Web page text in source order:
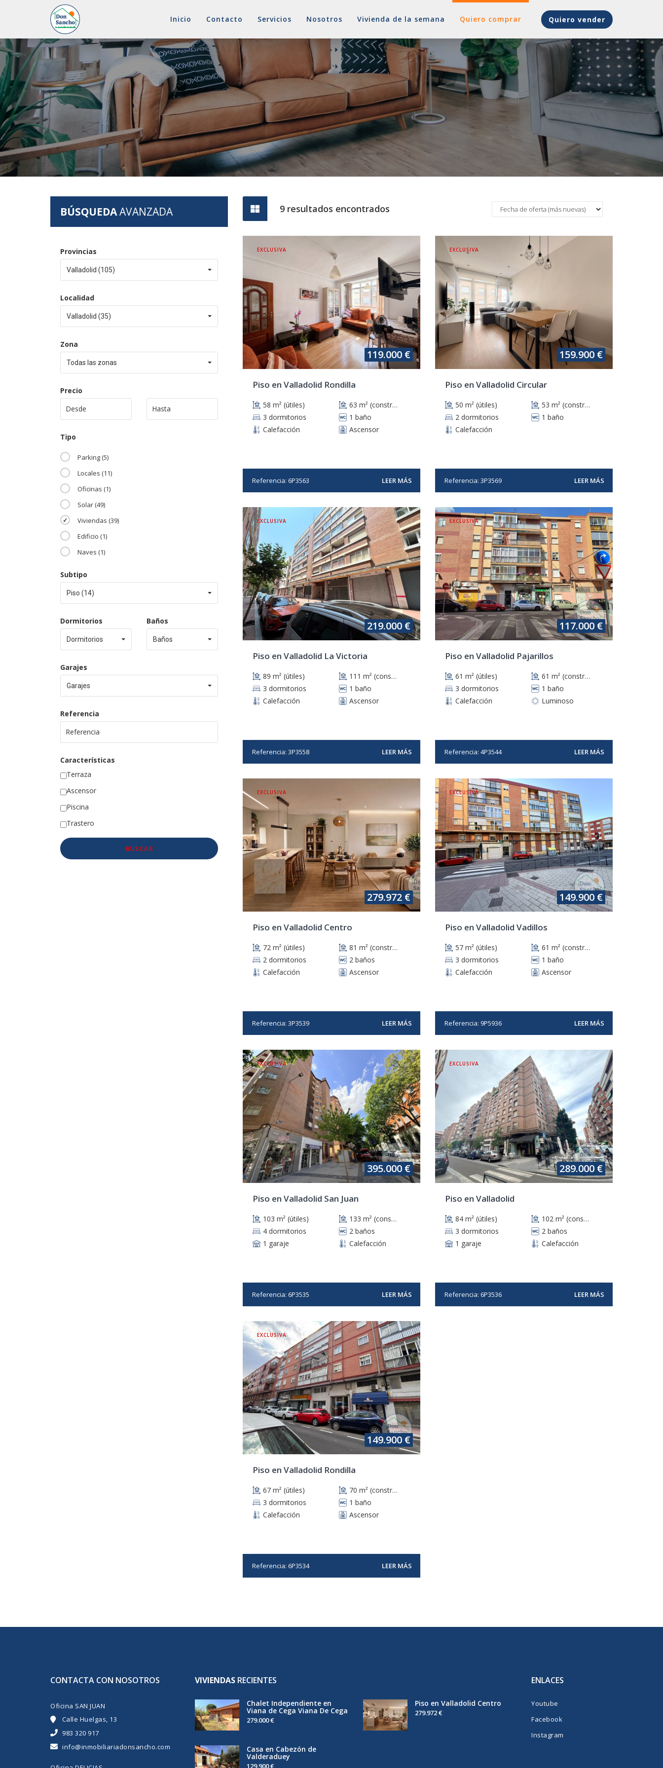
Inicio Contacto Servicios Nosotros Vivienda de la semana Quiero comprar Quiero vender
9 Venta en Valladolid Valladolid · Viviendas Piso
9 resultados encontrados
EXCLUSIVA
119.000 €
Piso en Valladolid Rondilla
58 m² (útiles)
63 m² (construidos)
3 dormitorios
1 baño
Calefacción
Ascensor
Referencia: 6P3563 LEER MÁS
EXCLUSIVA
159.900 €
Piso en Valladolid Circular
50 m² (útiles)
53 m² (construidos)
2 dormitorios
1 baño
Calefacción
Referencia: 3P3569 LEER MÁS
EXCLUSIVA
219.000 €
Piso en Valladolid La Victoria
89 m² (útiles)
111 m² (construidos)
3 dormitorios
1 baño
Calefacción
Ascensor
Referencia: 3P3558 LEER MÁS
EXCLUSIVA
117.000 €
Piso en Valladolid Pajarillos
61 m² (útiles)
61 m² (construidos)
3 dormitorios
1 baño
Calefacción
Luminoso
Referencia: 4P3544 LEER MÁS
EXCLUSIVA
279.972 €
Piso en Valladolid Centro
72 m² (útiles)
81 m² (construidos)
2 dormitorios
2 baños
Calefacción
Ascensor
Referencia: 3P3539 LEER MÁS
EXCLUSIVA
149.900 €
Piso en Valladolid Vadillos
57 m² (útiles)
61 m² (construidos)
3 dormitorios
1 baño
Calefacción
Ascensor
Referencia: 9P5936 LEER MÁS
EXCLUSIVA
395.000 €
Piso en Valladolid San Juan
103 m² (útiles)
133 m² (construidos)
4 dormitorios
2 baños
1 garaje
Calefacción
Referencia: 6P3535 LEER MÁS
EXCLUSIVA
289.000 €
Piso en Valladolid
84 m² (útiles)
102 m² (construidos)
3 dormitorios
2 baños
1 garaje
Calefacción
Referencia: 6P3536 LEER MÁS
EXCLUSIVA
149.900 €
Piso en Valladolid Rondilla
67 m² (útiles)
70 m² (construidos)
3 dormitorios
1 baño
Calefacción
Ascensor
Referencia: 6P3534 LEER MÁS
BÚSQUEDAAVANZADA
Provincias
Valladolid (105)
Localidad
Valladolid (35)
Zona
Todas las zonas
Precio
Tipo
Parking (5)
Locales (11)
Oficinas (1)
Solar (49)
Viviendas (39)
Edificio (1)
Naves (1)
Subtipo
Piso (14)
Dormitorios
Dormitorios
Baños
Baños
Garajes
Garajes
Referencia
Características
Terraza
Ascensor
Piscina
Trastero
BUSCAR
CONTACTA CON NOSOTROS
Oficina SAN JUAN
Calle Huelgas, 13
983 320 917
info@inmobiliariadonsancho.com
VIVIENDASRECIENTES
Chalet Independiente en
Viana de Cega Viana De Cega
279.000 €
Casa en Cabezón de
Valderaduey
129.900 €
Piso en Valladolid Centro
279.972 €
ENLACES
Youtube
Facebook
Instagram